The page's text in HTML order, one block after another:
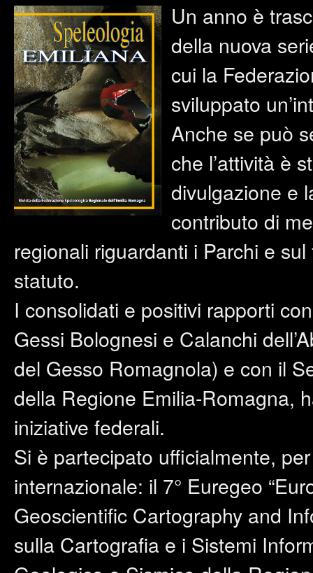
Un anno è
della nuova
cui la
sviluppato
Anche se può
che l’attività è
divulgazione e
contributo di
regionali riguardanti i Parchi e
statuto.
I consolidati e positivi rapporti
Gessi Bolognesi e Calanchi
del Gesso Romagnola) e con il
della Regione Emilia-Romagna,
iniziative federali.
Si è partecipato ufficialmente,
internazionale: il 7° Euregeo
Geoscientific Cartography and
sulla Cartografia e i Sistemi